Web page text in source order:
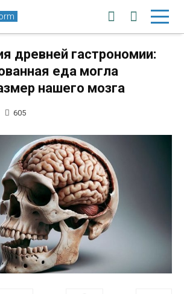
древней гастрономии:
еда могла
нашего мозга
605